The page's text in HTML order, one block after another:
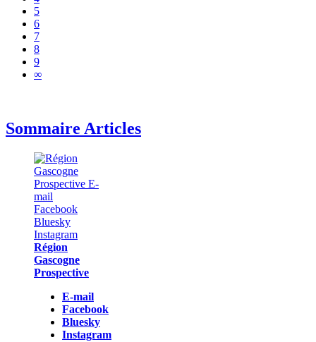
5
6
7
8
9
∞
Sommaire Articles
Région
Gascogne
Prospective
E-mail
Facebook
Bluesky
Instagram